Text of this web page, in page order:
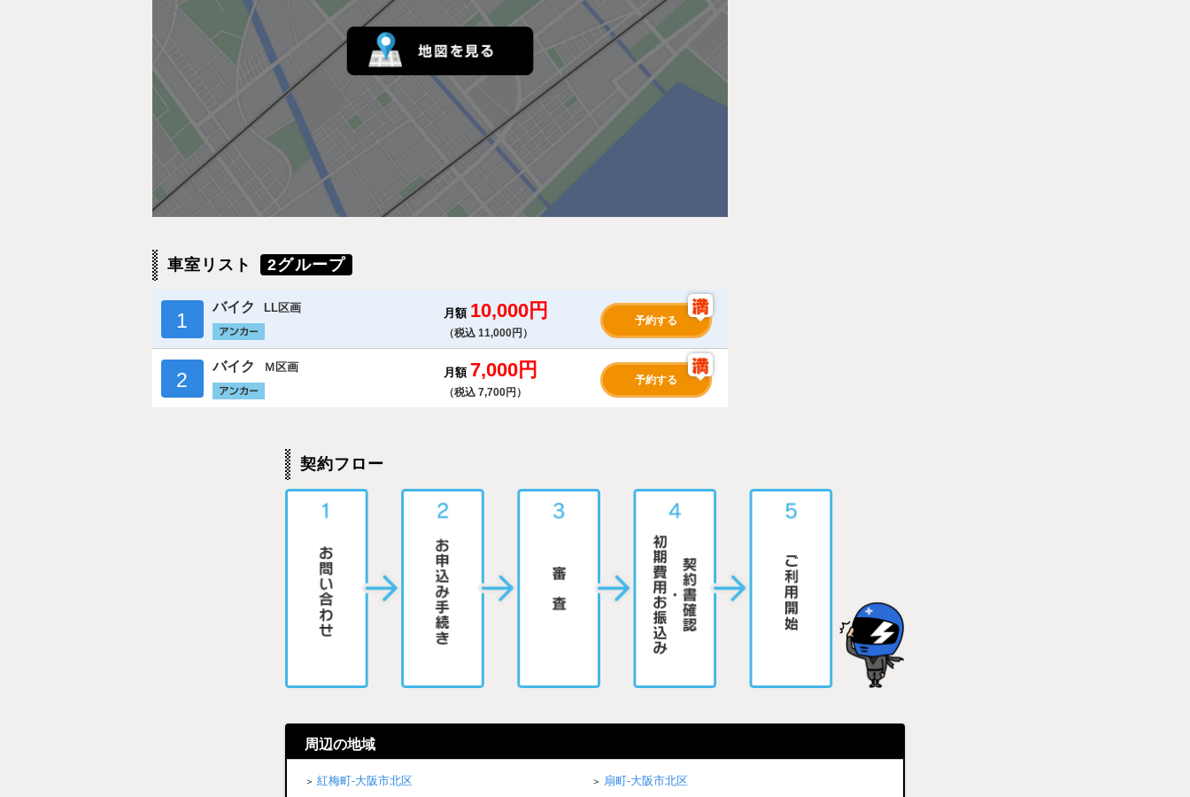
車室リスト 2グループ
1
バイク LL区画 月額 10,000円
（税込 11,000円）
予約する
2
バイク Ｍ区画 月額 7,000円
（税込 7,700円）
予約する
契約フロー
周辺の地域
紅梅町-大阪市北区
扇町-大阪市北区